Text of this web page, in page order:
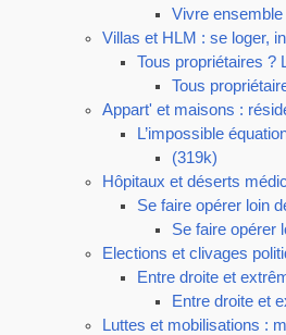
Vivre
Villas et HLM : se loger,
Tous propriétaires ?
Tous
Appart' et maisons :
L’impossible
(319k)
Hôpitaux et déserts
Se faire opérer loin
Se faire opérer
Elections et clivages
Entre droite et
Entre droite et
Luttes et mobilisations :